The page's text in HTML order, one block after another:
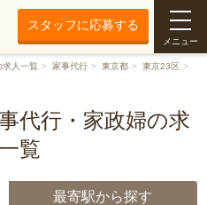
スタッフに応募する
メニュー
求人一覧 家事代行 東京都
東京23区
代行・家政婦の求
覧
最寄駅から探す